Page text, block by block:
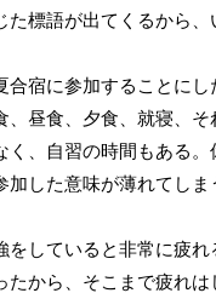
標語が出てくるから
宿に参加することにし
昼食、夕食、就寝、そ
、自習の時間もある。
した意味が薄れてし
していると非常に疲
から、そこまで疲れは